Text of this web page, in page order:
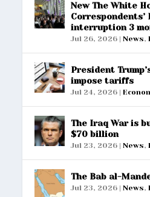
New The White
interruption 3
Jul 26, 2026 |News,
President
impose tariffs
Jul 24, 2026 |
The Iraq War is
$70 billion
Jul 23, 2026 |News,
The Bab al-
Jul 23, 2026 |News,